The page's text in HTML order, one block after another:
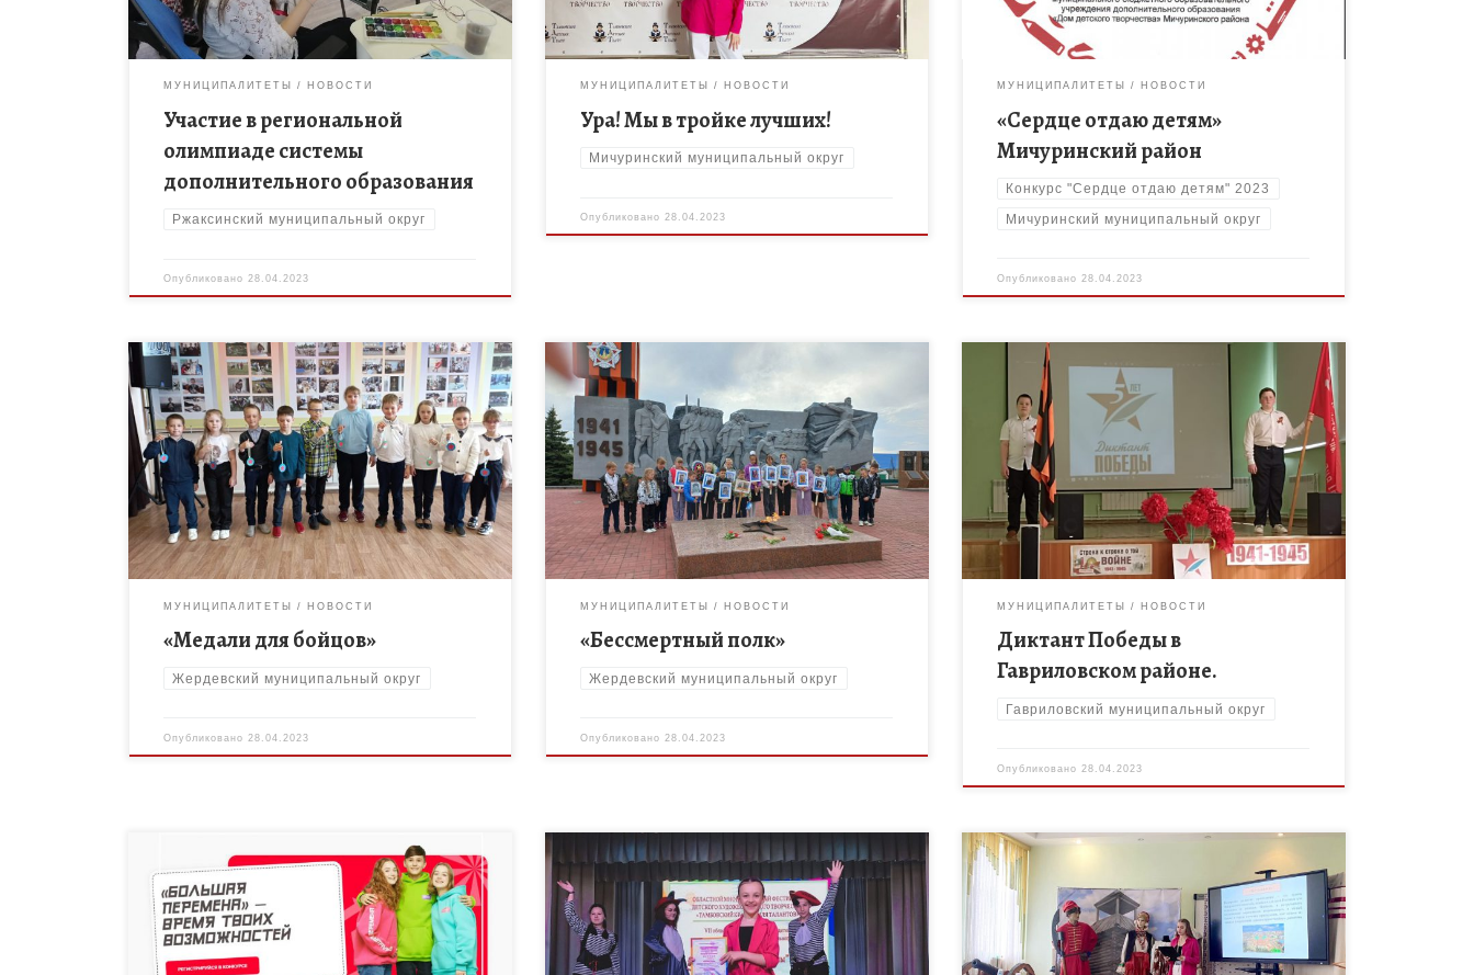
МУНИЦИПАЛИТЕТЫ НОВОСТИ
Участие в региональной
олимпиаде системы
дополнительного образования
Ржаксинский муниципальный округ
Опубликовано28.04.2023
МУНИЦИПАЛИТЕТЫ НОВОСТИ
Ура! Мы в тройке лучших!
Мичуринский муниципальный округ
Опубликовано28.04.2023
образования […]
МУНИЦИПАЛИТЕТЫ НОВОСТИ
«Сердце отдаю детям»
Мичуринский район
Конкурс "Сердце отдаю детям" 2023
Мичуринский муниципальный округ
Опубликовано28.04.2023
27 апреля 2023 года учащиеся МБОУ ДО
Жердевского ДДТ под руководством педагога
дополнительного образования Рогачевой
Надежды Владимировны изготовили медали для
бойцов СВО. Медали наших ребят […]
МУНИЦИПАЛИТЕТЫ НОВОСТИ
«Медали для бойцов»
Жердевский муниципальный округ
Опубликовано28.04.2023
27 апреля 2023 года для учащихся МБОУ ДО
Жердевского ДДТ было проведено мероприятие
«Патриотическая акция «Бессмертный полк»: «От
истоков до современности». В ходе мероприятия
дети […]
МУНИЦИПАЛИТЕТЫ НОВОСТИ
«Бессмертный полк»
Жердевский муниципальный округ
Опубликовано28.04.2023
27 апреля 2023 года в Гавриловском районе
прошел «Диктант Победы» — исторический
диктант на тему событий Великой Отечественной
войны 1941-1945 гг. Любой участник, желающий
написать […]
МУНИЦИПАЛИТЕТЫ НОВОСТИ
Диктант Победы в
Гавриловском районе.
Гавриловский муниципальный округ
Опубликовано28.04.2023
Всероссийский конкурс «Большая перемена»,
реализуемый в рамках федерального проекта
«Патриотическое воспитание граждан Российской
Федерации» национального проекта
21 апреля 2023 года в ТОГБОУ ДО «Центр развития
творчества детей и юношества» состоялся Финал
VII областного конкурса одарённых детей систем
25 апреля в региональном центре талантливых
детей «Космос» состоялась региональная
олимпиада обучающихся в системе
дополнительного образования «Их имена история